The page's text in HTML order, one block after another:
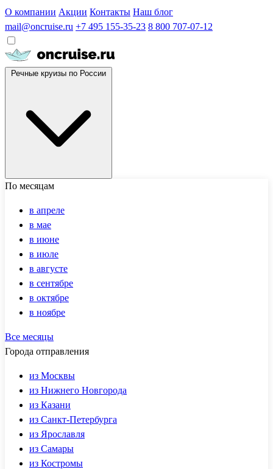
О компании Акции Контакты Наш блог
mail@oncruise.ru +7 495 155-35-23 8 800 707-07-12
По месяцам
в апреле
в мае
в июне
в июле
в августе
в сентябре
в октябре
в ноябре
Все месяцы
Города отправления
из Москвы
из Нижнего Новгорода
из Казани
из Санкт-Петербурга
из Ярославля
из Самары
из Костромы